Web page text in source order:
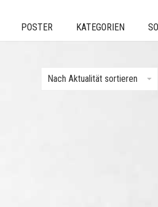
POSTER KATEGORIEN
Nach Aktualität sortieren